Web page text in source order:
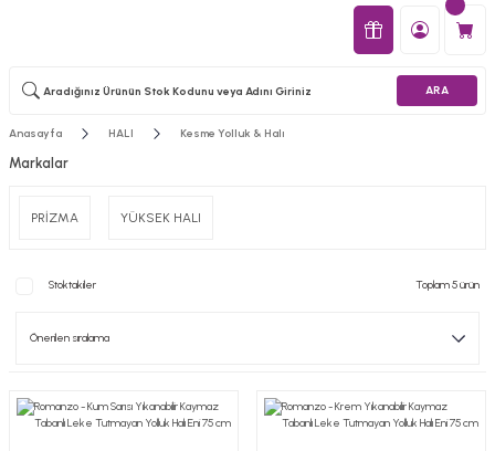
ARA
Anasayfa HALI Kesme Yolluk & Halı
Markalar
PRİZMA YÜKSEK HALI
Stoktakiler Toplam 5 ürün